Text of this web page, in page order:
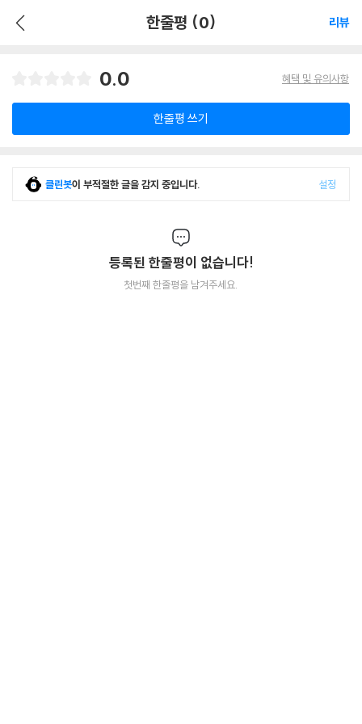
한줄평 (0) 리뷰
0.0 혜택 및 유의사항
한줄평 쓰기
클린봇이 부적절한 글을 감지 중입니다. 설정
등록된 한줄평이 없습니다!
첫번째 한줄평을 남겨주세요.